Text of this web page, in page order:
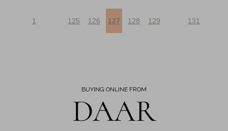
1 125 126 127 128 129 131
BUYING ONLINE FROM
DAAR